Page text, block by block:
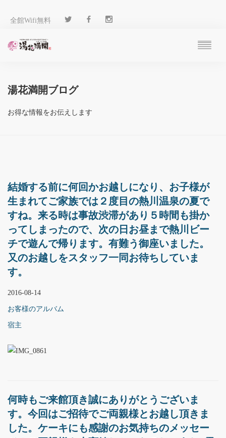
全館Wifi無料
過ごし方
客 室
温 泉
ENGLISH
湯花満開ブログ
お得な情報をお伝えします
結婚する前に何回かお越しになり、お子様が
生まれてご家族では２度目の熱川温泉の夏で
すね。来る時は事故渋滞があり５時間も掛か
ってしまったので、次の日お昼まで熱川ビー
チで遊んで帰ります。有難う御座いました。
又のお越しをスタッフ一同お待ちしていま
す。
2016-08-14
お客様のアルバム
宿主
何時もご来館頂き誠にありがとうございま
す。今回はご招待でご両親様とお越し頂きま
した。ケーキにも感謝のお気持ちのメッセー